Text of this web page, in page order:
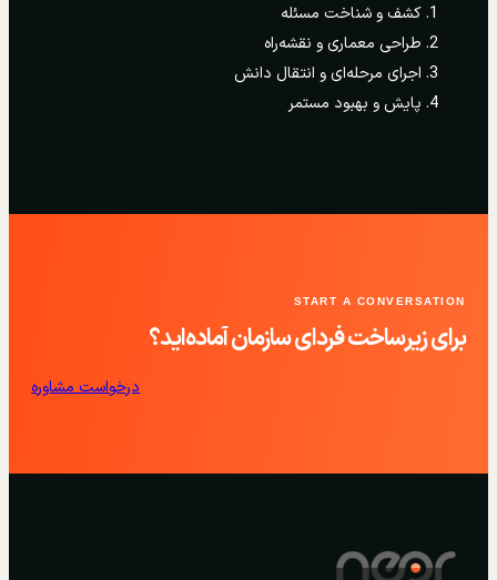
کشف و شناخت مسئله
طراحی معماری و نقشه‌راه
اجرای مرحله‌ای و انتقال دانش
پایش و بهبود مستمر
START A CONVERSATION
برای زیرساخت فردای سازمان آماده‌اید؟
درخواست مشاوره